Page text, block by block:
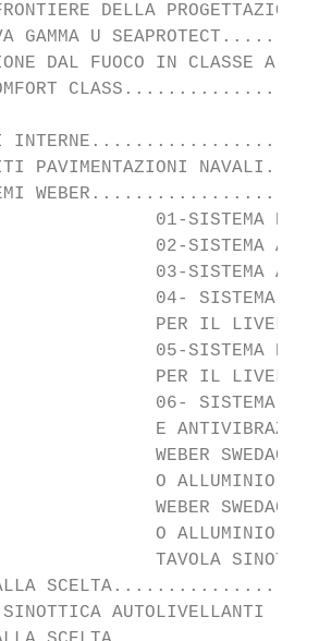
DELLA
GAMMA U
DAL FUOCO IN CLASSE
PAVIMENTAZIONI
AUTOLIVELLANTI